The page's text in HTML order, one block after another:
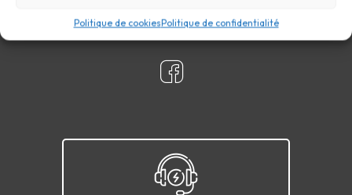
Politique de cookiesPolitique de confidentialité